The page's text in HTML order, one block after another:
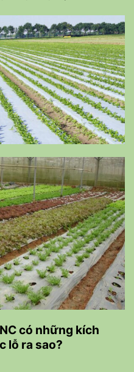
có những kích
lỗ ra sao?